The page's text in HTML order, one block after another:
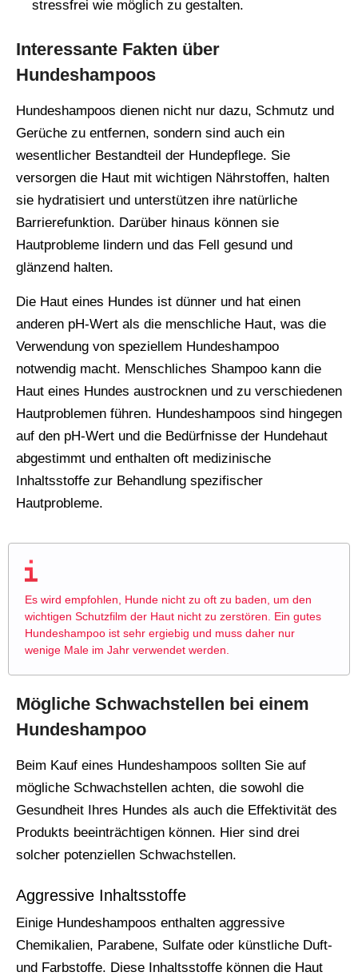
stressfrei wie möglich zu gestalten.
Interessante Fakten über
Hundeshampoos
Hundeshampoos dienen nicht nur dazu, Schmutz und
Gerüche zu entfernen, sondern sind auch ein
wesentlicher Bestandteil der Hundepflege. Sie
versorgen die Haut mit wichtigen Nährstoffen, halten
sie hydratisiert und unterstützen ihre natürliche
Barrierefunktion. Darüber hinaus können sie
Hautprobleme lindern und das Fell gesund und
glänzend halten​​.
Die Haut eines Hundes ist dünner und hat einen
anderen pH-Wert als die menschliche Haut, was die
Verwendung von speziellem Hundeshampoo
notwendig macht. Menschliches Shampoo kann die
Haut eines Hundes austrocknen und zu verschiedenen
Hautproblemen führen. Hundeshampoos sind hingegen
auf den pH-Wert und die Bedürfnisse der Hundehaut
abgestimmt und enthalten oft medizinische
Inhaltsstoffe zur Behandlung spezifischer
Hautprobleme​​.
Es wird empfohlen, Hunde nicht zu oft zu baden, um den
wichtigen Schutzfilm der Haut nicht zu zerstören. Ein gutes
Hundeshampoo ist sehr ergiebig und muss daher nur
wenige Male im Jahr verwendet werden​​.
Mögliche Schwachstellen bei einem
Hundeshampoo
Beim Kauf eines Hundeshampoos sollten Sie auf
mögliche Schwachstellen achten, die sowohl die
Gesundheit Ihres Hundes als auch die Effektivität des
Produkts beeinträchtigen können. Hier sind drei
solcher potenziellen Schwachstellen.
Aggressive Inhaltsstoffe
Einige Hundeshampoos enthalten aggressive
Chemikalien, Parabene, Sulfate oder künstliche Duft-
und Farbstoffe. Diese Inhaltsstoffe können die Haut